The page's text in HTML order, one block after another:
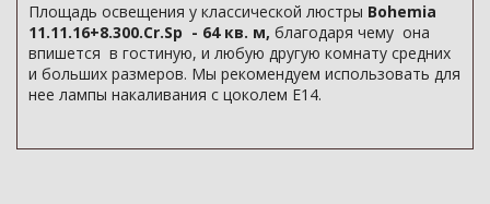
Площадь освещения у классической люстры Bohemia
11.11.16+8.300.Cr.Sp - 64 кв. м, благодаря чему она
впишется в гостиную, и любую другую комнату средних
и больших размеров. Мы рекомендуем использовать для
нее лампы накаливания с цоколем E14.